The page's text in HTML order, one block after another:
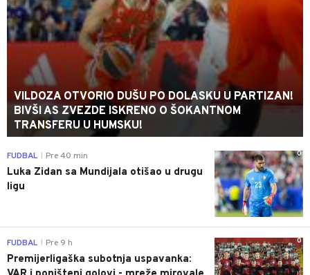
VILDOZA OTVORIO DUŠU PO DOLASKU U PARTIZAN!
BIVŠI AS ZVEZDE ISKRENO O ŠOKANTNOM
TRANSFERU U HUMSKU!
0
FUDBAL Pre 40 min
Luka Zidan sa Mundijala otišao u drugu
ligu
0
FUDBAL Pre 9 h
Premijerligaška subotnja uspavanka: